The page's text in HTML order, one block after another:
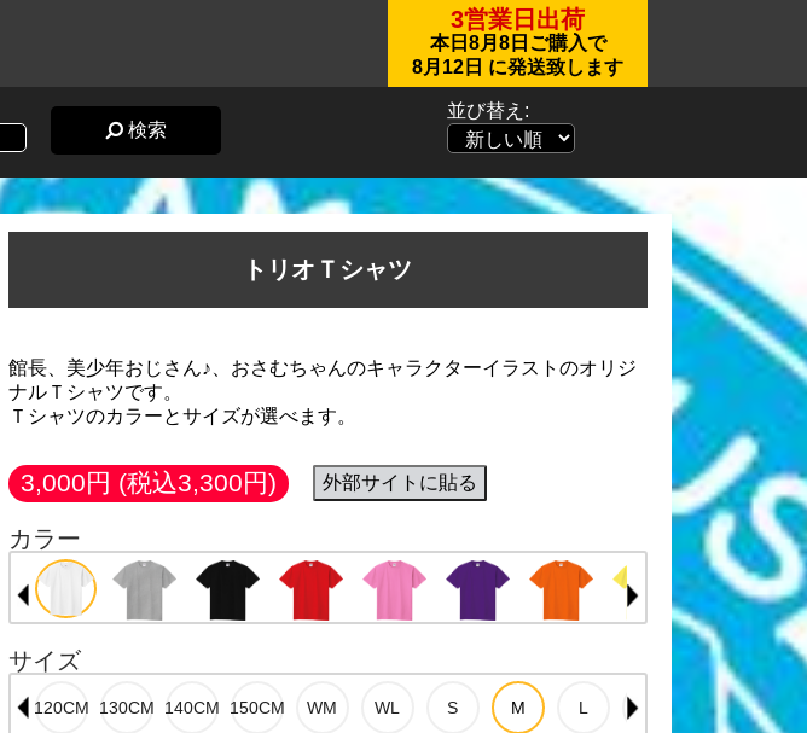
3営業日出荷
本日 8月8日 ご購入で
8月12日 に発送致します
検索
並び替え:
トリオＴシャツ
館長、美少年おじさん♪、おさむちゃんのキャラクターイラストのオリジ
ナルＴシャツです。
Ｔシャツのカラーとサイズが選べます。
3,000円 (税込3,300円) 外部サイトに貼る
カラー
サイズ